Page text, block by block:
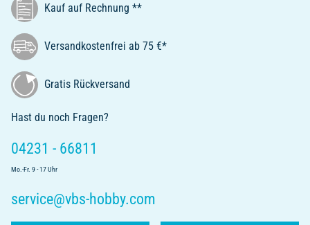
Kauf auf Rechnung **
Versandkostenfrei ab 75 €*
Gratis Rückversand
Hast du noch Fragen?
04231 - 66811
Mo.-Fr. 9 - 17 Uhr
service@vbs-hobby.com